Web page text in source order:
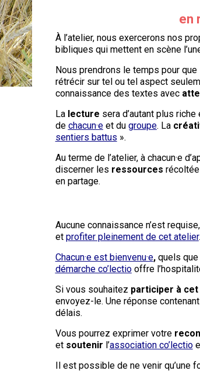
en
À l’atelier, nous exercerons nos
bibliques qui mettent en scène
Nous prendrons le temps pour que
rétrécir sur tel ou tel aspect
connaissance des textes avec
La lecture sera d’autant plus riche
de chacun·eet du groupe. La
sentiers battus ».
Au terme de l’atelier, à chacun·e
discerner les ressources
en partage.
Aucune connaissance n’est
et profiter pleinement de cet atelier.
Chacun·e est bienvenu·e, quels
démarche co’lectiooffre
Si vous souhaitez participer à
envoyez-le. Une réponse
délais.
Vous pourrez exprimer votre
et soutenir l’association co’lectio
Il est possible de ne venir qu’une